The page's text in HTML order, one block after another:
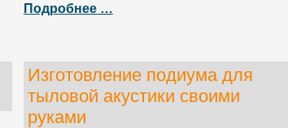
Подробнее …
Изготовление подиума для
тыловой акустики своими
руками